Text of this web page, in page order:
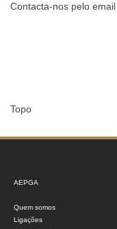
Contacta-nos pelo
Topo
AEPGA
Quem somos
Ligações